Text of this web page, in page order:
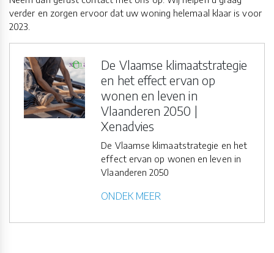
verder en zorgen ervoor dat uw woning helemaal klaar is voor
2023.
De Vlaamse klimaatstrategie
en het effect ervan op
wonen en leven in
Vlaanderen 2050 |
Xenadvies
De Vlaamse klimaatstrategie en het
effect ervan op wonen en leven in
Vlaanderen 2050
ONDEK MEER